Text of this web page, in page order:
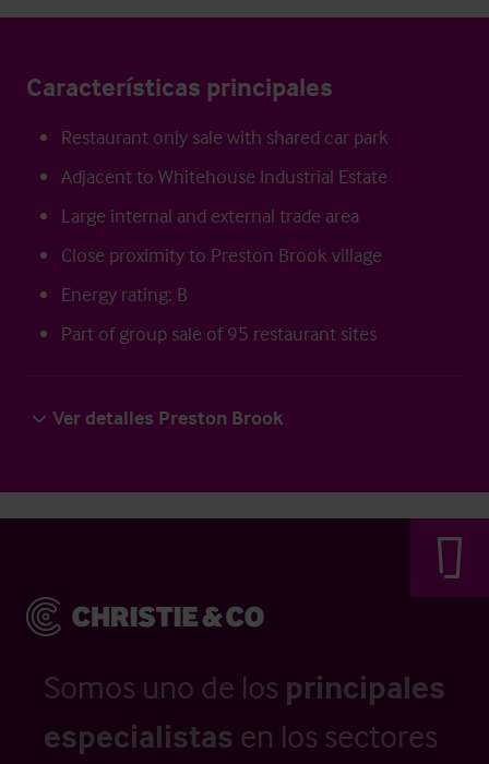
Características principales
Restaurant only sale with shared car park
Adjacent to Whitehouse Industrial Estate
Large internal and external trade area
Close proximity to Preston Brook village
Energy rating: B
Part of group sale of 95 restaurant sites
Ver detalles Preston Brook
Somos uno de los principales
especialistas en los sectores